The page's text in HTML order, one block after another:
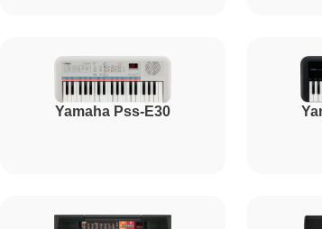
Yamaha Pss-E30